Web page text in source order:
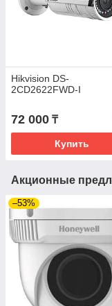
Hikvision DS-
2CD2622FWD-I
72 000 ₸
Купить
Акционные
–53%